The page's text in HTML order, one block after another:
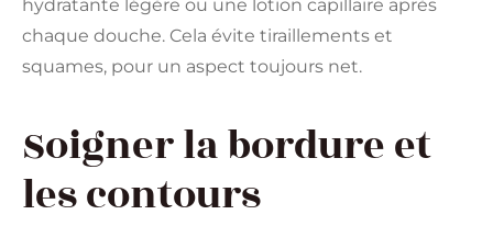
hydratante légère ou une lotion capillaire après
chaque douche. Cela évite tiraillements et
squames, pour un aspect toujours net.
Soigner la bordure et
les contours